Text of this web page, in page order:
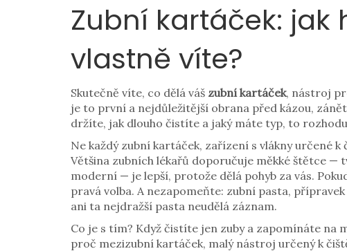
Zubní kartáček:
vlastně víte?
Skutečně víte, co dělá váš zubní kartáček, nástroj
je to první a nejdůležitější obrana před kázou,
držíte, jak dlouho čistíte a jaký máte typ, to
Ne každý zubní kartáček, zařízení s vlákny určené
Většina zubních lékařů doporučuje měkké štětce —
moderní — je lepší, protože dělá pohyb za vás.
pravá volba. A nezapomeňte: zubní pasta,
ani ta nejdražší pasta neudělá záznam.
Co je s tím? Když čistíte jen zuby a zapomínáte
proč mezizubní kartáček, malý nástroj určený k